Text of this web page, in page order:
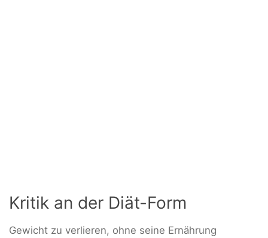
Kritik an der Diät-Form
Gewicht zu verlieren, ohne seine Ernährung